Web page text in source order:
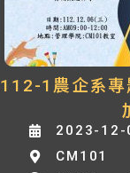
112-1農企系專
2023-12-
CM101